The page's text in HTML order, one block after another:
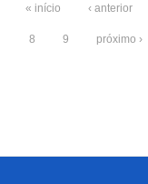
« início ‹ anterior
8 9 próximo ›